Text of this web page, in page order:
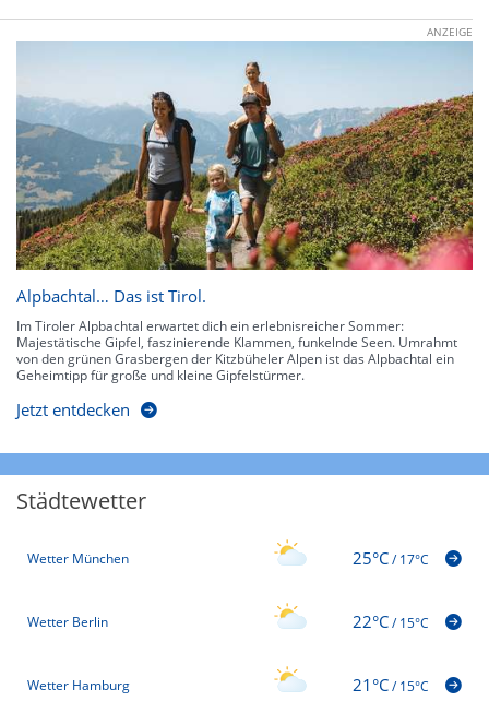
ANZEIGE
Alpbachtal… Das ist Tirol.
Im Tiroler Alpbachtal erwartet dich ein erlebnisreicher Sommer:
Majestätische Gipfel, faszinierende Klammen, funkelnde Seen. Umrahmt
von den grünen Grasbergen der Kitzbüheler Alpen ist das Alpbachtal ein
Geheimtipp für große und kleine Gipfelstürmer.
Jetzt entdecken
Städtewetter
Wetter München 25°C/17°C
Wetter Berlin 22°C/15°C
Wetter Hamburg 21°C/15°C